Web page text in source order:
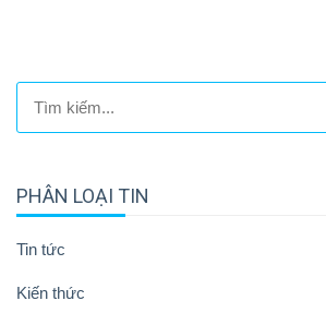
PHÂN LOẠI TIN
Tin tức
Kiến thức